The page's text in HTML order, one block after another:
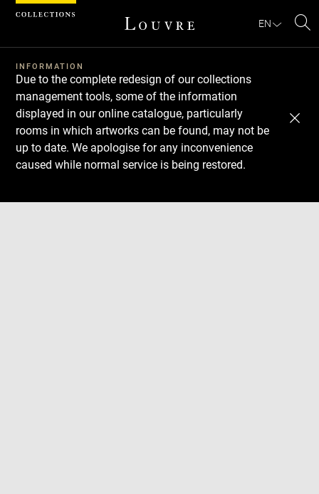
EN
INFORMATION
Due to the complete redesign of our collections
management tools, some of the information
displayed in our online catalogue, particularly
rooms in which artworks can be found, may not be
up to date. We apologise for any inconvenience
caused while normal service is being restored.
Download
Next
Previous
Cookies management panel